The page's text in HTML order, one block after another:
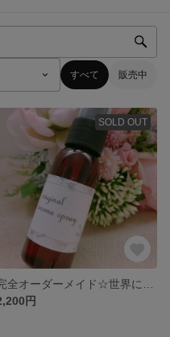
すべて 販売中
SOLD OUT
円